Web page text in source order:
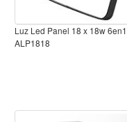
Luz Led Panel 18 x 18w
ALP1818